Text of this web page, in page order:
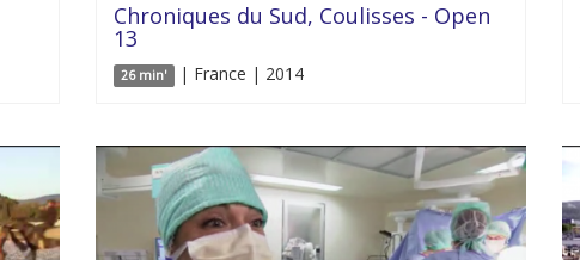
Chroniques du Sud, Coulisses - Open
13
26 min' | France | 2014